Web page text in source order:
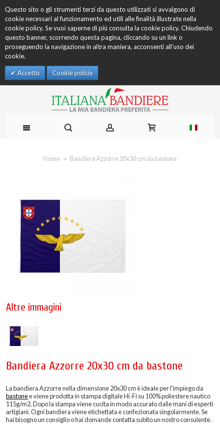
Questo sito o gli strumenti terzi da questo utilizzati si avvalgono di
cookie necessari al funzionamento ed utili alle finalità illustrate nella
cookie policy. Se vuoi saperne di più consulta la cookie policy. Chiudendo
questo banner, scorrendo questa pagina, cliccando su un link o
proseguendo la navigazione in altra maniera, acconsenti all’uso dei
cookie.
Accetto Cookie policiy
Home Bandiera Azzorre 20x30 cm da bastone
Altre immagini
Bandiera Azzorre 20x30 cm da bastone
La bandiera Azzorre nella dimensione 20x30 cm è ideale per l'impiego da
bastonee viene prodotta in stampa digitale Hi-Fi su 100% poliestere nautico
115g/m2. Dopo la stampa viene cucita in modo accurato dalle mani di esperti
artigiani. Ogni bandiera viene etichettata e confezionata singolarmente. Se
hai bisogno un consiglio o hai domande contatta subito un nostro consulente.